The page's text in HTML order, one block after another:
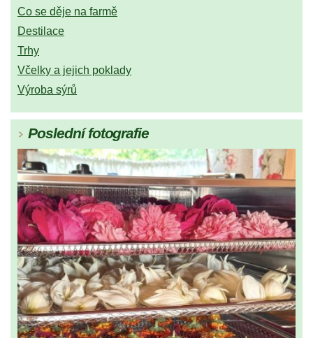
Co se děje na farmě
Destilace
Trhy
Včelky a jejich poklady
Výroba sýrů
Poslední fotografie